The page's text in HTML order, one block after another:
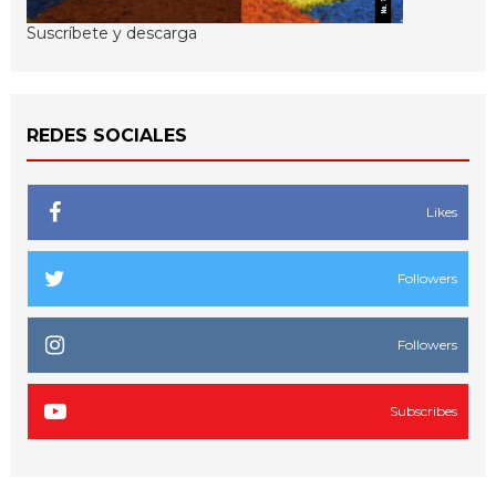
Suscríbete y descarga
REDES SOCIALES
Likes
Followers
Followers
Subscribes